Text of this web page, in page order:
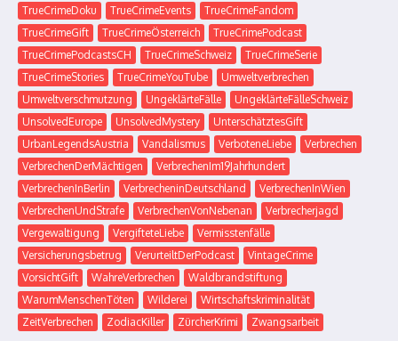
TrueCrimeDoku
TrueCrimeEvents
TrueCrimeFandom
TrueCrimeGift
TrueCrimeÖsterreich
TrueCrimePodcast
TrueCrimePodcastsCH
TrueCrimeSchweiz
TrueCrimeSerie
TrueCrimeStories
TrueCrimeYouTube
Umweltverbrechen
Umweltverschmutzung
UngeklärteFälle
UngeklärteFälleSchweiz
UnsolvedEurope
UnsolvedMystery
UnterschätztesGift
UrbanLegendsAustria
Vandalismus VerboteneLiebe
Verbrechen
VerbrechenDerMächtigen
VerbrechenIm19Jahrhundert
VerbrechenInBerlin
VerbrecheninDeutschland
VerbrechenInWien
VerbrechenUndStrafe
VerbrechenVonNebenan
Verbrecherjagd
Vergewaltigung
VergifteteLiebe
Vermisstenfälle
Versicherungsbetrug
VerurteiltDerPodcast
VintageCrime
VorsichtGift
WahreVerbrechen
Waldbrandstiftung
WarumMenschenTöten
Wilderei
Wirtschaftskriminalität
ZeitVerbrechen
ZodiacKiller ZürcherKrimi Zwangsarbeit